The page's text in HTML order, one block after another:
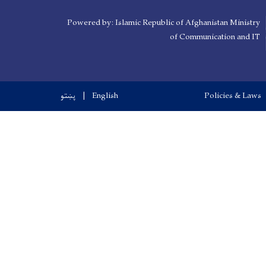
Powered by: Islamic Republic of Afghanistan Ministry
of Communication and IT
Policies & Laws
English پښتو